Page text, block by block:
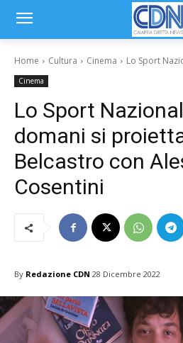
Home Cultura Cinema Lo Sport
Cinema
Lo Sport
domani si
Belcastro con
Cosentini
By Redazione CDN 28 Dicembre 2022